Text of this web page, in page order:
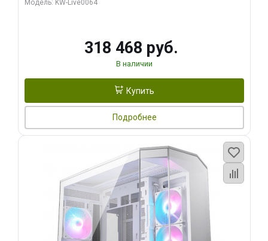
Модель: KW-Live0064
318 468 руб.
В наличии
Купить
Подробнее